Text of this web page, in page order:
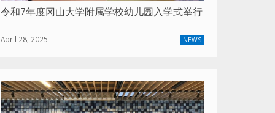
令和7年度冈山大学附属学校幼儿园入学式举行
NEWS
April 28, 2025